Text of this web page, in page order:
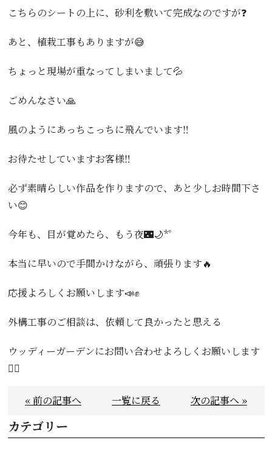
こちらのシートの上に、砂利を敷いて完成なのですが❓
あと、植栽工事もありますが😅
ちょっと現場が重なってしまいまして💦
ごめんなさい🙏
風のようにあっちこっちに飛んでいます‼️
お待たせしていますお客様‼️
必ず素晴らしい作品を作りますので、あと少しお時間下さ
い😊
今年も、目が覚めたら、もう夜🌃🌙*ﾟ
本当に早いので手間かけながら、頑張ります🔥
応援よろしくお願いします📣✊
外構工事のご相談は、依頼して良かったと思える
ウッディーガーデンにお問い合わせよろしくお願いします
🙇‍♀️
« 前の記事へ 一覧に戻る 次の記事へ »
カテゴリー